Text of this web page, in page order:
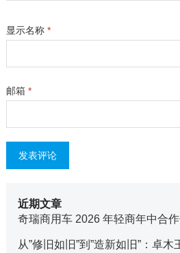
显示名称 *
邮箱 *
近期文章
奇瑞商用车 2026 年轻商年中合
从”修旧如旧”到”造新如旧”：卓